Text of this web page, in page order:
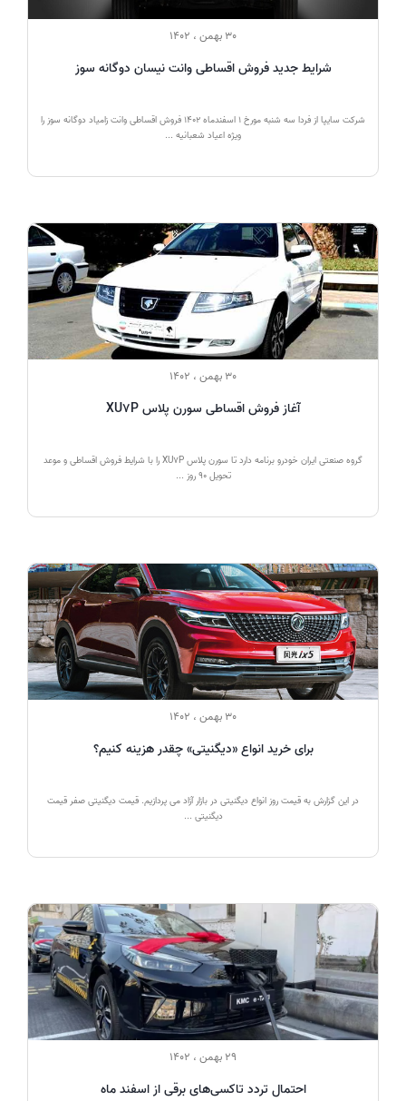
30 بهمن ، 1402
شرایط جدید فروش اقساطی وانت نیسان دوگانه سوز
شرکت سایپا از فردا سه شنبه مورخ 1 اسفندماه 1402 فروش اقساطی وانت زامیاد دوگانه سوز را
ویژه اعیاد شعبانیه ...
30 بهمن ، 1402
آغاز فروش اقساطی سورن پلاس XU7P
گروه صنعتی ایران خودرو برنامه دارد تا سورن پلاس XU7P را با شرایط فروش اقساطی و موعد
تحویل ۹۰ روز ...
30 بهمن ، 1402
برای خرید انواع «دیگنیتی» چقدر هزینه کنیم؟
در این گزارش به قیمت روز انواع دیگنیتی در بازار آزاد می پردازیم. قیمت دیگنیتی صفر قیمت
دیگنیتی ...
29 بهمن ، 1402
احتمال تردد تاکسی‌های برقی از اسفند ماه